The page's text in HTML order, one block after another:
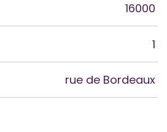
16000
1
rue de Bordeaux